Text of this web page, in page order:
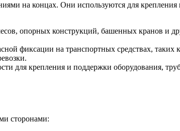
на концах. Они используются для
опорных конструкций, башенных кранов и
фиксации на транспортных средствах,
крепления и поддержки оборудования,
сторонами: